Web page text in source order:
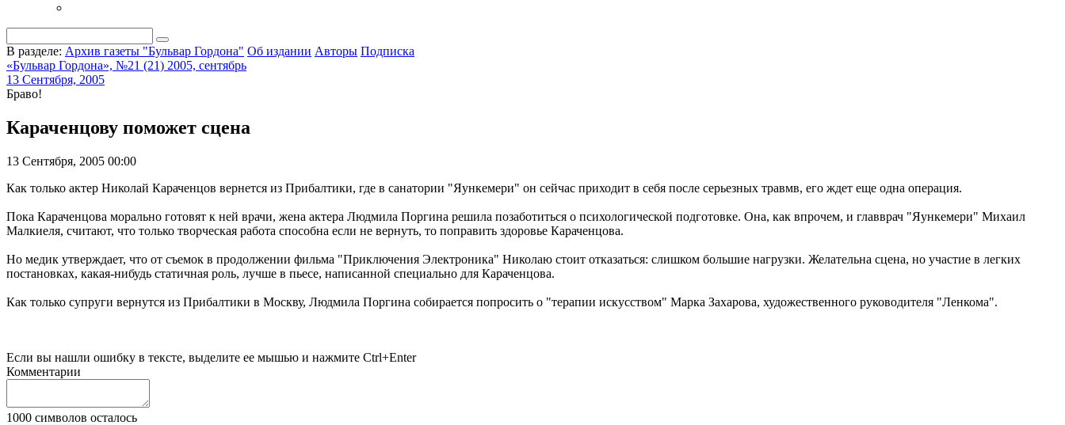
В разделе: Архив газеты "Бульвар Гордона" Об издании Авторы Подписка
«Бульвар Гордона», №21 (21) 2005, сентябрь
13 Сентября, 2005
Браво!
Караченцову поможет cцена
13 Сентября, 2005 00:00
Как только актер Николай Караченцов вернется из Прибалтики, где в санатории "Яункемери" он сейчас приходит в себя после серьезных травмв, его ждет еще одна операция.
Пока Караченцова морально готовят к ней врачи, жена актера Людмила Поргина решила позаботиться о психологической подготовке. Она, как впрочем, и главврач "Яункемери" Михаил
Малкиеля, считают, что только творческая работа способна если не вернуть, то поправить здоровье Караченцова.
Но медик утверждает, что от съемок в продолжении фильма "Приключения Электроника" Николаю стоит отказаться: слишком большие нагрузки. Желательна сцена, но участие в легких
постановках, какая-нибудь статичная роль, лучше в пьесе, написанной специально для Караченцова.
Как только супруги вернутся из Прибалтики в Москву, Людмила Поргина собирается попросить о "терапии искусством" Марка Захарова, художественного руководителя "Ленкома".
Если вы нашли ошибку в тексте, выделите ее мышью и нажмите Ctrl+Enter
Комментарии
1000 символов осталось